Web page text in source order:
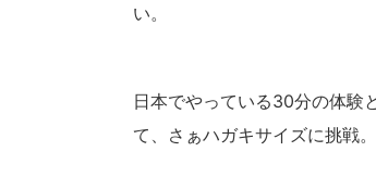
い。
日本でやっている30分の体験
て、さぁハガキサイズに挑戦。